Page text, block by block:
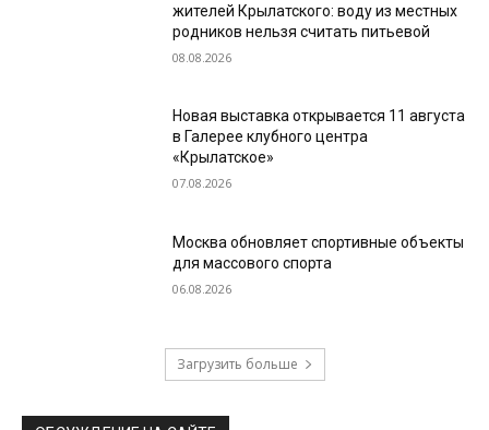
жителей Крылатского: воду из местных
родников нельзя считать питьевой
08.08.2026
Новая выставка открывается 11 августа
в Галерее клубного центра
«Крылатское»
07.08.2026
Москва обновляет спортивные объекты
для массового спорта
06.08.2026
Загрузить больше